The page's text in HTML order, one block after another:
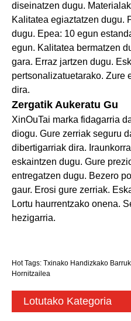
diseinatzen dugu.
Kalitatea egiaztatzen dugu.
dugu. Epea: 10 egun
egun. Kalitatea bermatzen
gara. Erraz jartzen dugu.
pertsonalizatuetarako. Zure
dira.
Zergatik Aukeratu Gu
XinOuTai marka fidagarria
diogu. Gure zerriak seguru
dibertigarriak dira.
eskaintzen dugu. Gure
entregatzen dugu. Bezero
gaur. Erosi gure zerriak.
Lortu haurrentzako onena.
hezigarria.
Hot Tags: Txinako Handizkako
Hornitzailea
Lotutako Kategoria